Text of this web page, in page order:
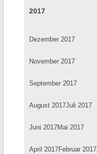
2017
Dezember 2017
November 2017
September 2017
August 2017Juli 2017
Juni 2017Mai 2017
April 2017Februar 2017